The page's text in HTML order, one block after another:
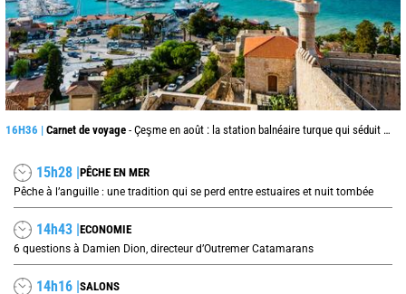
16H36 | Carnet de voyage - Çeşme en août : la station balnéaire turque qui séduit jusque de l’autre côté de la mer Égée
15h28 |PÊCHE EN MER
Pêche à l’anguille : une tradition qui se perd entre estuaires et nuit tombée
14h43 |ECONOMIE
6 questions à Damien Dion, directeur d’Outremer Catamarans
14h16 |SALONS